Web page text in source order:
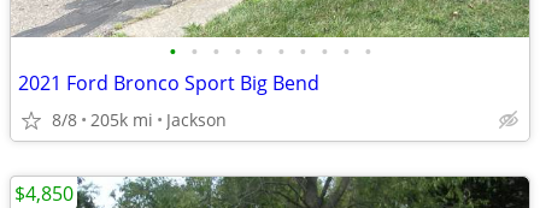
• • • • • • • • • •
2021 Ford Bronco Sport Big Bend
8/8 205k mi Jackson
$4,850